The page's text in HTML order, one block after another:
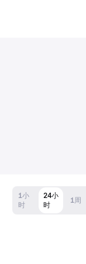
1小
时
24小
时
1周